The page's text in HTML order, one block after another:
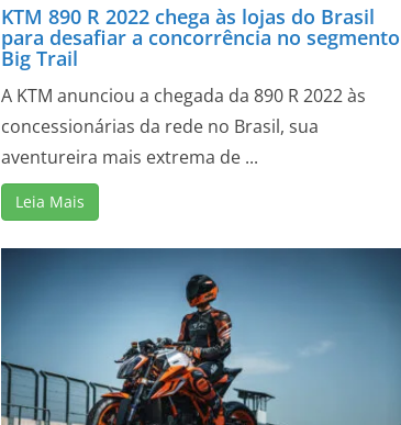
KTM 890 R 2022 chega às lojas do Brasil
para desafiar a concorrência no segmento
Big Trail
A KTM anunciou a chegada da 890 R 2022 às
concessionárias da rede no Brasil, sua
aventureira mais extrema de ...
Leia Mais